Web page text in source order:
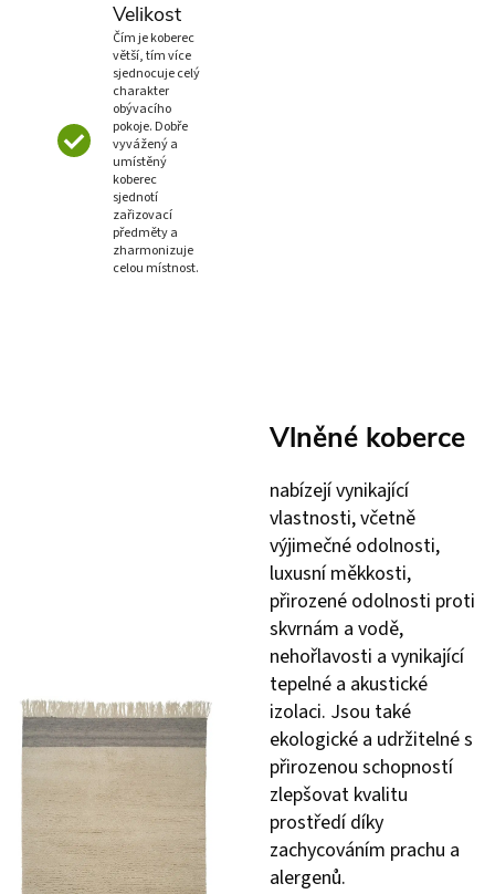
Velikost
Čím je koberec
větší, tím více
sjednocuje celý
charakter
obývacího
pokoje. Dobře
vyvážený a
umístěný
koberec
sjednotí
zařizovací
předměty a
zharmonizuje
celou místnost.
Vlněné koberce
nabízejí vynikající
vlastnosti, včetně
výjimečné odolnosti,
luxusní měkkosti,
přirozené odolnosti proti
skvrnám a vodě,
nehořlavosti a vynikající
tepelné a akustické
izolaci. Jsou také
ekologické a udržitelné s
přirozenou schopností
zlepšovat kvalitu
prostředí díky
zachycováním prachu a
alergenů.